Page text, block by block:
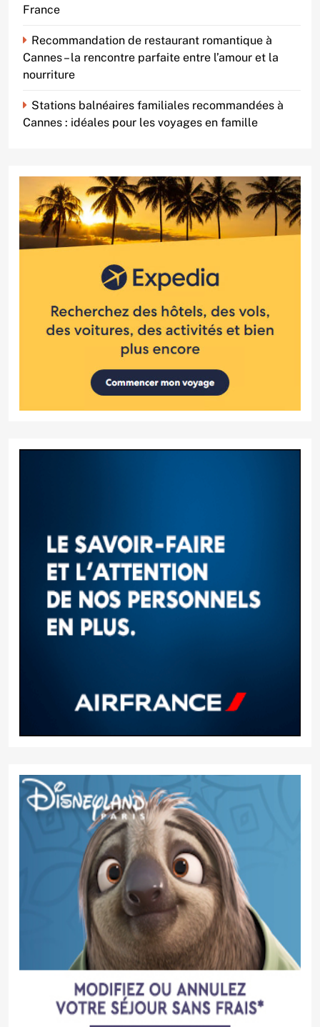
France
Recommandation de restaurant romantique à
Cannes – la rencontre parfaite entre l’amour et la
nourriture
Stations balnéaires familiales recommandées à
Cannes : idéales pour les voyages en famille